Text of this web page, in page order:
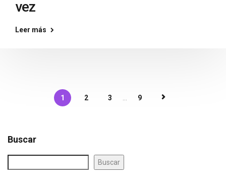
vez
Leer más
1 2 3 9
Buscar
Buscar